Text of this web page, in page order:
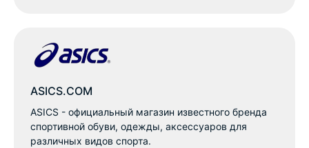
ASICS.COM
ASICS - официальный магазин известного бренда
спортивной обуви, одежды, аксессуаров для
различных видов спорта.